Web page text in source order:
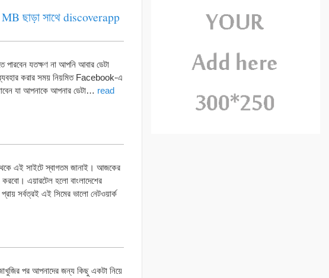
ছাড়া সাথে discoverapp
যতক্ষণ না আপনি আবার ডেটা
ব্যবহার করার সময় নিয়মিত Facebook-এ
যা আপনাকে আপনার ডেটা… read
এই সাইটে স্বাগতম জানাই। আজকের
এয়ারটেল হলো বাংলাদেশের
সর্বত্রই এই সিমের ভালো নেটওয়ার্ক
পর আপনাদের জন্য কিছু একটা নিয়ে